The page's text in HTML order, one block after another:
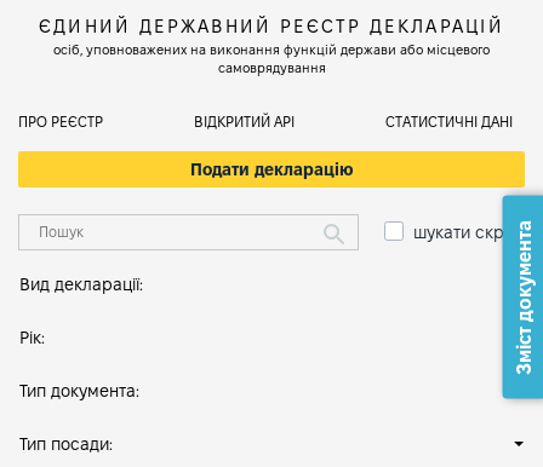
ЄДИНИЙ ДЕРЖАВНИЙ РЕЄСТР ДЕКЛАРАЦІЙ
осіб, уповноважених на виконання функцій держави або місцевого
самоврядування
ПРО РЕЄСТР ВІДКРИТИЙ АРІ СТАТИСТИЧНІ ДАНІ
Подати декларацію
шукати скрізь
Вид декларації:
Рік:
Тип документа:
Тип посади:
Зміст документа